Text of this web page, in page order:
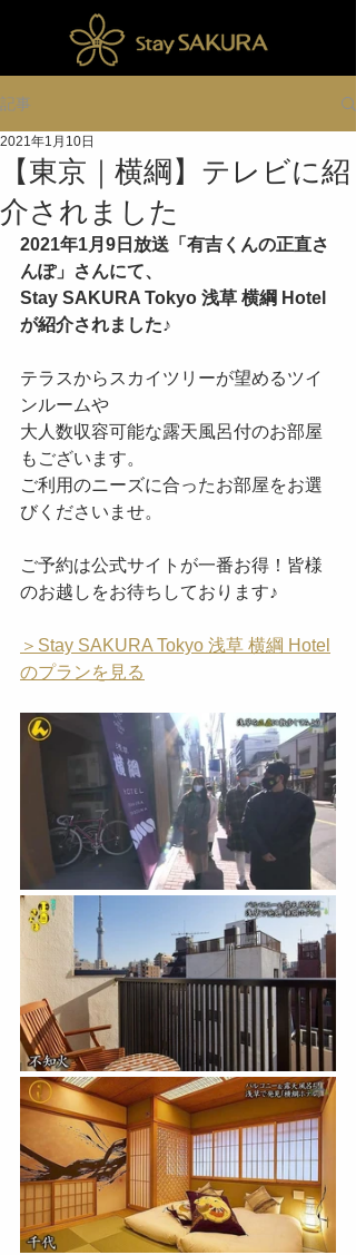
記事
【東京｜横綱】テレビに紹
介されました
2021年1月10日
2021年1月9日放送「有吉くんの正直さ
んぽ」さんにて、
Stay SAKURA Tokyo 浅草 横綱 Hotel
が紹介されました♪
テラスからスカイツリーが望めるツイ
ンルームや
大人数収容可能な露天風呂付のお部屋
もございます。
ご利用のニーズに合ったお部屋をお選
びくださいませ。
ご予約は公式サイトが一番お得！皆様
のお越しをお待ちしております♪
＞Stay SAKURA Tokyo 浅草 横綱 Hotel
のプランを見る